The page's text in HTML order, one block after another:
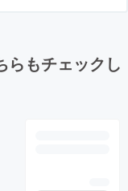
らもチェックし